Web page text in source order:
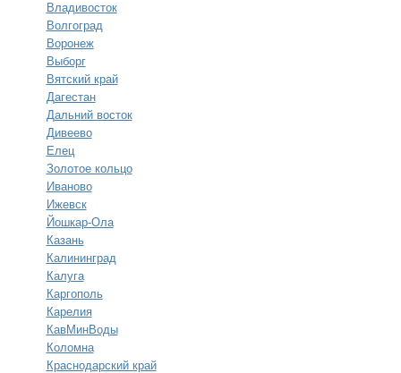
Владивосток
Волгоград
Воронеж
Выборг
Вятский край
Дагестан
Дальний восток
Дивеево
Елец
Золотое кольцо
Иваново
Ижевск
Йошкар-Ола
Казань
Калининград
Калуга
Каргополь
Карелия
КавМинВоды
Коломна
Краснодарский край